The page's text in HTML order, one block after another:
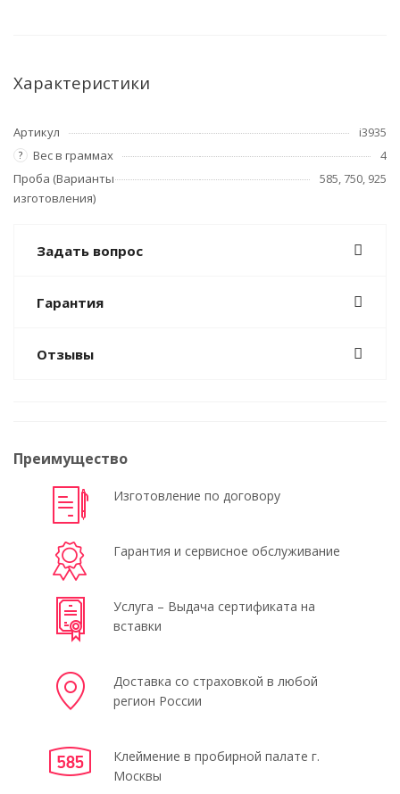
Характеристики
Артикул i3935
? Вес в граммах
4
Проба (Варианты
изготовления)
585, 750, 925
Задать вопрос
Гарантия
Отзывы
Преимущество
Изготовление по договору
Гарантия и сервисное обслуживание
Услуга – Выдача сертификата на
вставки
Доставка со страховкой в любой
регион России
Клеймение в пробирной палате г.
Москвы